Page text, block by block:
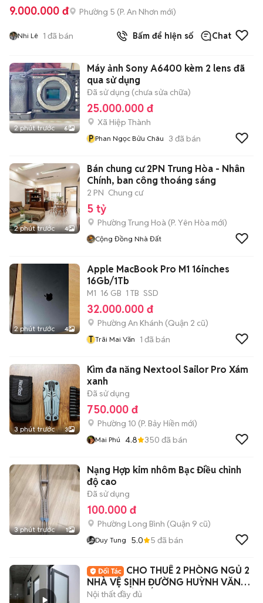
9.000.000 đ Phường 5 (P. An Nhơn mới)
Nhi Lê 1 đã bán Bấm để hiện số Chat
2 phút trước 6
Máy ảnh Sony A6400 kèm 2 lens đã
qua sử dụng
Đã sử dụng (chưa sửa chữa)
25.000.000 đ
Xã Hiệp Thành
P Phan Ngọc Bửu Châu 3 đã bán
2 phút trước 4
Bán chung cư 2PN Trung Hòa - Nhân
Chính, ban công thoáng sáng
2 PN Chung cư
5 tỷ
Phường Trung Hoà (P. Yên Hòa mới)
Cộng Đồng Nhà Đất
2 phút trước 4
Apple MacBook Pro M1 16inches
16Gb/1Tb
M1 16 GB 1 TB SSD
32.000.000 đ
Phường An Khánh (Quận 2 cũ)
T Trãi Mai Văn 1 đã bán
3 phút trước 3
Kìm đa năng Nextool Sailor Pro Xám
xanh
Đã sử dụng
750.000 đ
Phường 10 (P. Bảy Hiền mới)
Mai Phú 4.8 350 đã bán
3 phút trước 1
Nạng Hợp kim nhôm Bạc Điều chỉnh
độ cao
Đã sử dụng
100.000 đ
Phường Long Bình (Quận 9 cũ)
Duy Tung 5.0 5 đã bán
CHO THUÊ 2 PHÒNG NGỦ 2
NHÀ VỆ SỊNH ĐƯỜNG HUỲNH VĂN
NGHỆ - GÒ VẤP
Nội thất đầy đủ